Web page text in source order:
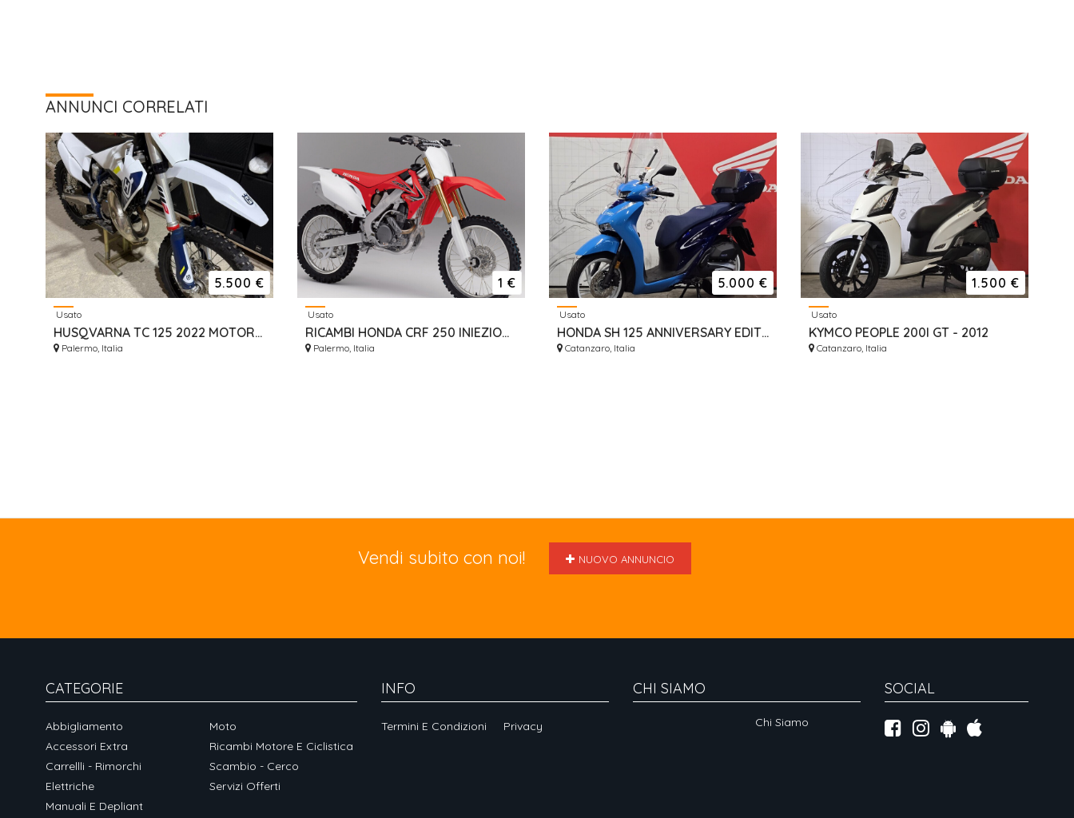
ANNUNCI CORRELATI
5.500 €
Usato
HUSQVARNA TC 125 2022 MOTORE NUOVO 0 ORE DA RODARE
Palermo, Italia
1 €
Usato
RICAMBI HONDA CRF 250 INIEZIONE DAL 2010 AL 2013
Palermo, Italia
5.000 €
Usato
HONDA SH 125 ANNIVERSARY EDITION - 2024
Catanzaro, Italia
1.500 €
Usato
KYMCO PEOPLE 200I GT - 2012
Catanzaro, Italia
Vendi subito con noi! NUOVO ANNUNCIO
CATEGORIE
Abbigliamento
Accessori Extra
Carrellli - Rimorchi
Elettriche
Manuali E Depliant
Moto
Ricambi Motore E Ciclistica
Scambio - Cerco
Servizi Offerti
INFO
Termini E Condizioni Privacy
CHI SIAMO
Chi Siamo
SOCIAL